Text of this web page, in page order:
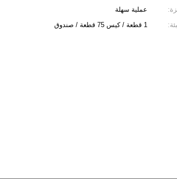
عملية سهلة
1 قطعة / كيس 75 قطعة / صندوق